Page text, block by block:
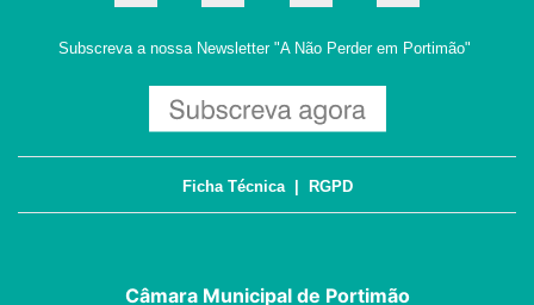
Subscreva a nossa Newsletter "A Não Perder em Portimão"
Ficha Técnica| RGPD
Câmara Municipal de Portimão